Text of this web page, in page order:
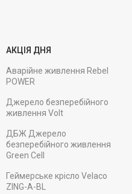
АКЦІЯ ДНЯ
Аварійне живлення Rebel
POWER
Джерело безперебійного
живлення Volt
ДБЖ Джерело
безперебійного живлення
Green Cell
Геймерське крісло Velaco
ZING-A-BL